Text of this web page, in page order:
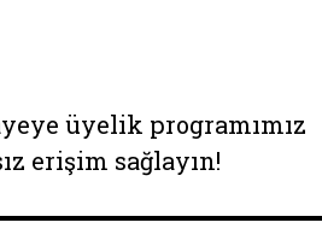
üyelik programımız
erişim sağlayın!